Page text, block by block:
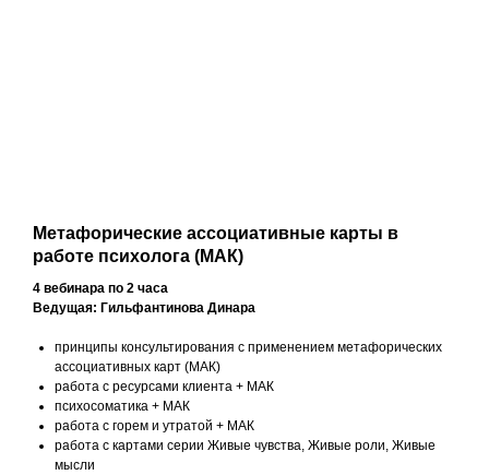
Метафорические ассоциативные карты в
работе психолога (МАК)
4 вебинара по 2 часа
Ведущая: Гильфантинова Динара
принципы консультирования с применением метафорических
ассоциативных карт (МАК)
работа с ресурсами клиента + МАК
психосоматика + МАК
работа с горем и утратой + МАК
работа с картами серии Живые чувства, Живые роли, Живые
мысли